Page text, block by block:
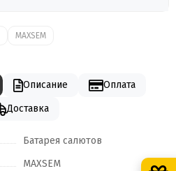
MAXSEM
Описание
Оплата
Доставка
Батарея салютов
MAXSEM